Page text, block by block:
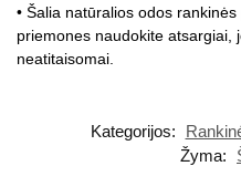
• Šalia natūralios odos
priemones naudokite atsargiai,
neatitaisomai.
Kategorijos:
Žyma: